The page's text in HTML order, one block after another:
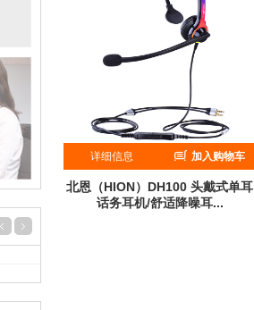
详细信息 加入购物车
北恩（HION）DH100 头戴式单耳
话务耳机/舒适降噪耳...